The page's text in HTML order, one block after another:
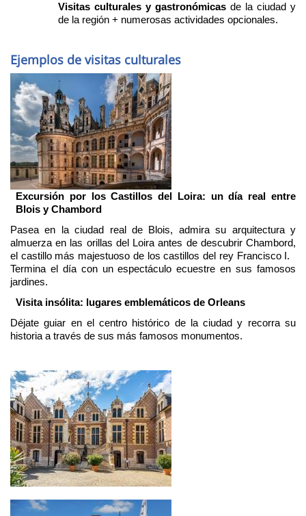
Visitas culturales y gastronómicas de la ciudad y
de la región + numerosas actividades opcionales.
Ejemplos de visitas culturales
Imagen
Excursión por los Castillos del Loira: un día real entre
Blois y Chambord
Pasea en la ciudad real de Blois, admira su arquitectura y
almuerza en las orillas del Loira antes de descubrir Chambord,
el castillo más majestuoso de los castillos del rey Francisco I.
Termina el día con un espectáculo ecuestre en sus famosos
jardines.
Visita insólita: lugares emblemáticos de Orleans
Déjate guiar en el centro histórico de la ciudad y recorra su
historia a través de sus más famosos monumentos.
Imagen
Imagen